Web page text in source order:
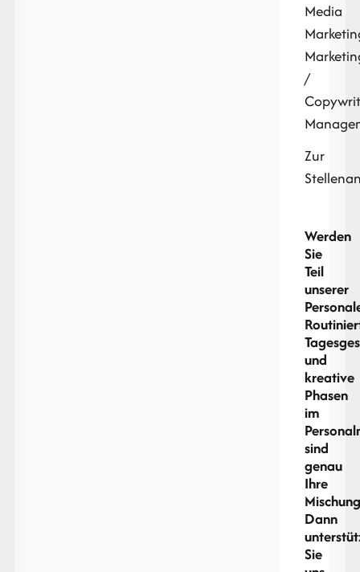
Media
/
Zur
Werden
Sie
Teil
unserer
und
kreative
Phasen
im
sind
genau
Ihre
Dann
Sie